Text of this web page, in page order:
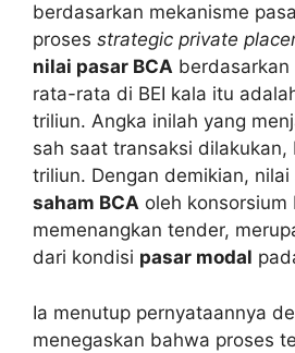
berdasarkan mekanisme
proses strategic private
nilai pasar BCA berdasarkan
rata-rata di BEI kala itu
triliun. Angka inilah yang
sah saat transaksi dilakukan,
triliun. Dengan demikian, nilai
saham BCA oleh konsorsium
memenangkan tender,
dari kondisi pasar modal
Ia menutup pernyataannya
menegaskan bahwa proses